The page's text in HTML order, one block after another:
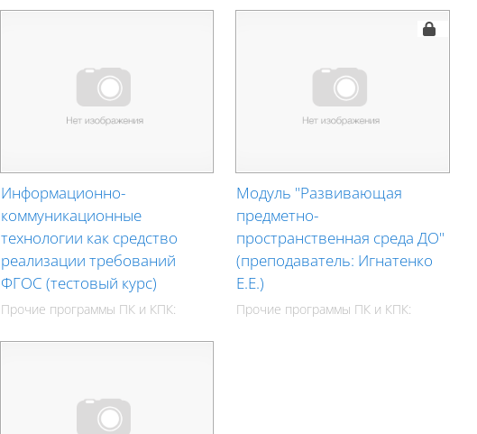
Информационно-
коммуникационные
технологии как средство
реализации требований
ФГОС (тестовый курс)
Прочие программы ПК и КПК:
Модуль "Развивающая
предметно-
пространственная среда ДО"
(преподаватель: Игнатенко
Е.Е.)
Прочие программы ПК и КПК: